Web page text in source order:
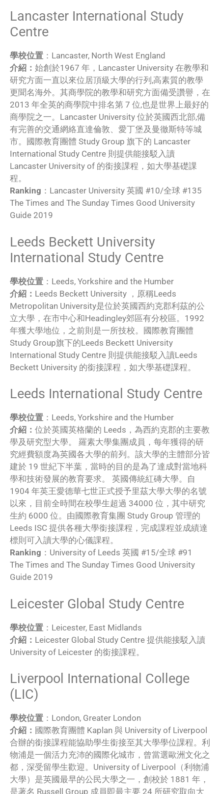
Lancaster International Study
Centre
學校位置 ：Lancaster, North West England
介紹： 始創於1967 年，Lancaster University 在教學和
研究方面一直以來位居頂級大學的行列,高素質的教學
更聞名海外。其商學院的教學和研究方面備受讚譽，在
2013 年全英的商學院中排名第 7 位,也是世界上最好的
商學院之一。Lancaster University 位於英國西北部,備
有完善的交通網絡直達倫敦、愛丁堡及曼徹斯特等城
市。國際教育團體 Study Group 旗下的 Lancaster
International Study Centre 則提供能接駁入讀
Lancaster University of 的銜接課程，如大學基礎課
程。
Ranking ：Lancaster University 英國 #10/全球 #135
The Times and The Sunday Times Good University
Guide 2019
Leeds Beckett University
International Study Centre
學校位置 ：Leeds, Yorkshire and the Humber
介紹： Leeds Beckett University ，原稱Leeds
Metropolitan University是位於英國西約克郡利茲的公
立大學，在市中心和Headingley郊區有分校區。1992
年獲大學地位，之前則是一所技校。國際教育團體
Study Group旗下的Leeds Beckett University
International Study Centre 則提供能接駁入讀Leeds
Beckett University 的銜接課程，如大學基礎課程。
Leeds International Study Centre
學校位置 ：Leeds, Yorkshire and the Humber
介紹： 位於英國英格蘭的 Leeds，為西約克郡的主要教
學及研究型大學。 羅素大學集團成員，每年獲得的研
究經費額度為英國各大學的前列。該大學的主體部分皆
建於 19 世紀下半葉，當時的目的是為了達成對當地科
學和技術發展的教育要求。 英國傳統紅磚大學。自
1904 年英王愛德華七世正式授予里茲大學大學的名號
以來，目前全時間在校學生超過 34000 位，其中研究
生約 6000 位。由國際教育集團 Study Group 管理的
Leeds ISC 提供各種大學銜接課程，完成課程並成績達
標則可入讀大學的心儀課程。
Ranking ：University of Leeds 英國 #15/全球 #91
The Times and The Sunday Times Good University
Guide 2019
Leicester Global Study Centre
學校位置 ：Leicester, East Midlands
介紹： Leicester Global Study Centre 提供能接駁入讀
University of Leicester 的銜接課程。
Liverpool International College
(LIC)
學校位置 ：London, Greater London
介紹： 國際教育團體 Kaplan 與 University of Liverpool
合辦的銜接課程能協助學生銜接至其大學學位課程。利
物浦是一個活力充沛的國際化城市，曾當選歐洲文化之
都，深受留學生歡迎。University of Liverpool（利物浦
大學）是英國最早的公民大學之一，創校於 1881 年，
是著名 Russell Group 成員即最主要 24 所研究取向大